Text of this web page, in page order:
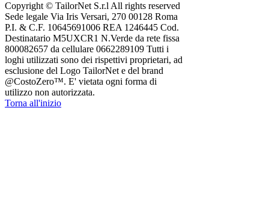
Copyright © TailorNet S.r.l All rights reserved
Sede legale Via Iris Versari, 270 00128 Roma
P.I. & C.F. 10645691006 REA 1246445 Cod.
Destinatario M5UXCR1 N.Verde da rete fissa
800082657 da cellulare 0662289109 Tutti i
loghi utilizzati sono dei rispettivi proprietari, ad
esclusione del Logo TailorNet e del brand
@CostoZero™. E' vietata ogni forma di
utilizzo non autorizzata.
Torna all'inizio